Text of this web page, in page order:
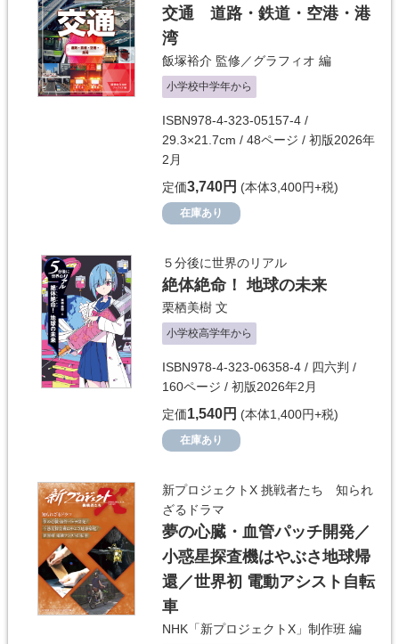
交通 道路・鉄道・空港・港
湾
飯塚裕介 監修／グラフィオ 編
小学校中学年から
ISBN978-4-323-05157-4 /
29.3×21.7cm / 48ページ / 初版2026年
2月
定価3,740円 (本体3,400円+税)
在庫あり
５分後に世界のリアル
絶体絶命！ 地球の未来
栗栖美樹 文
小学校高学年から
ISBN978-4-323-06358-4 / 四六判 /
160ページ / 初版2026年2月
定価1,540円 (本体1,400円+税)
在庫あり
新プロジェクトX 挑戦者たち 知られ
ざるドラマ
夢の心臓・血管パッチ開発／
小惑星探査機はやぶさ地球帰
還／世界初 電動アシスト自転
車
NHK「新プロジェクトX」制作班 編